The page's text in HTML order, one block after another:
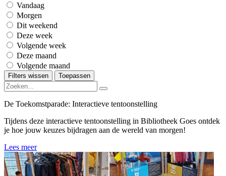
Vandaag
Morgen
Dit weekend
Deze week
Volgende week
Deze maand
Volgende maand
Filters wissen Toepassen
De Toekomstparade: Interactieve tentoonstelling
Tijdens deze interactieve tentoonstelling in Bibliotheek Goes ontdek
je hoe jouw keuzes bijdragen aan de wereld van morgen!
Lees meer